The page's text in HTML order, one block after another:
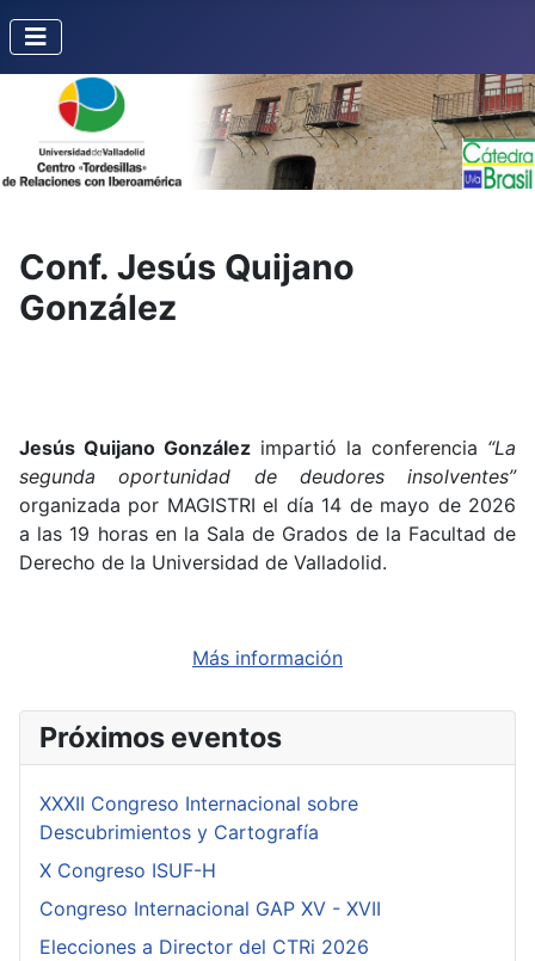
Conf. Jesús Quijano
González
Jesús Quijano González impartió la conferencia “La
segunda oportunidad de deudores insolventes”
organizada por MAGISTRI el día 14 de mayo de 2026
a las 19 horas en la Sala de Grados de la Facultad de
Derecho de la Universidad de Valladolid.
Más información
Próximos eventos
XXXII Congreso Internacional sobre
Descubrimientos y Cartografía
X Congreso ISUF-H
Congreso Internacional GAP XV - XVII
Elecciones a Director del CTRi 2026